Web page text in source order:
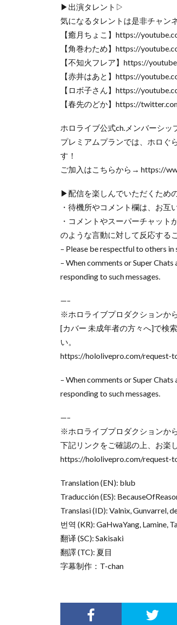
▶出演タレント▷
気になるタレントは是非チャン
【癒月ちょこ】https://
【角巻わため】https://
【不知火フレア】https://
【赤井はあと】https://
【ロボ子さん】https://
【春先のどか】https://
ホロライブ公式ch.メンバーシッ
プレミアムプランでは、ホロぐ
す！
ご加入はこちらから→ https://
▶配信を楽しんでいただくため
・待機所やコメント欄は、お互
・コメントやスーパーチャッ
のような言動に対して反応する
– Please be respectful to others
– When comments or Super
responding to such messages.
—–
※ホロライブプロダクションか
[カバー 未成年者の方々へ]で検
い。
https://hololivepro.com/request-
– When comments or Super
responding to such messages.
—–
※ホロライブプロダクションか
下記リンクをご確認の上、お楽
https://hololivepro.com/request-
Translation (EN): blub
Traducción (ES):
Translasi (ID): Valnix, Gunvarrel,
번역 (KR): GaHwaYang, Lamine,
翻译 (SC): Sakisaki
翻譯 (TC): 夏目
字幕制作：T-chan